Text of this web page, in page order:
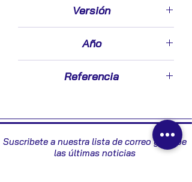
Versión
Año
Referencia
Suscribete a nuestra lista de correo y recibe
las últimas noticias